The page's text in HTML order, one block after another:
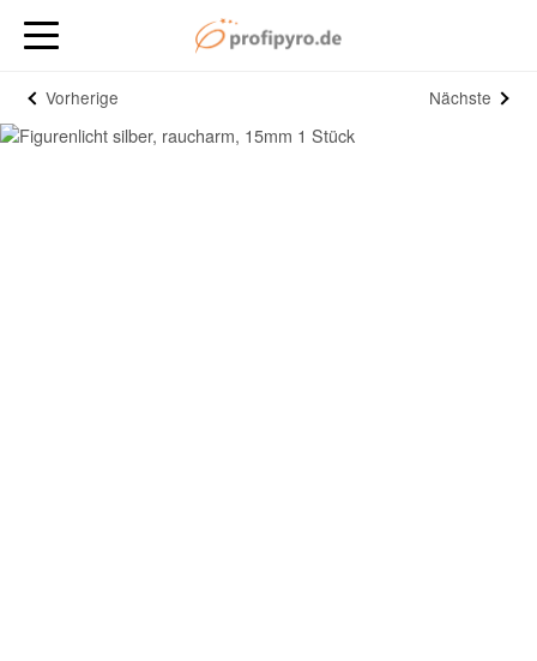
Vorherige Nächste